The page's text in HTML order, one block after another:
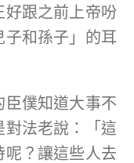
跟之前上帝吩
和孫子」的耳
僕知道大事不
法老說：「這
？讓這些人去